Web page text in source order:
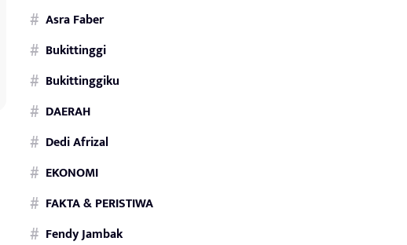
Asra Faber
Bukittinggi
Bukittinggiku
DAERAH
Dedi Afrizal
EKONOMI
FAKTA & PERISTIWA
Fendy Jambak